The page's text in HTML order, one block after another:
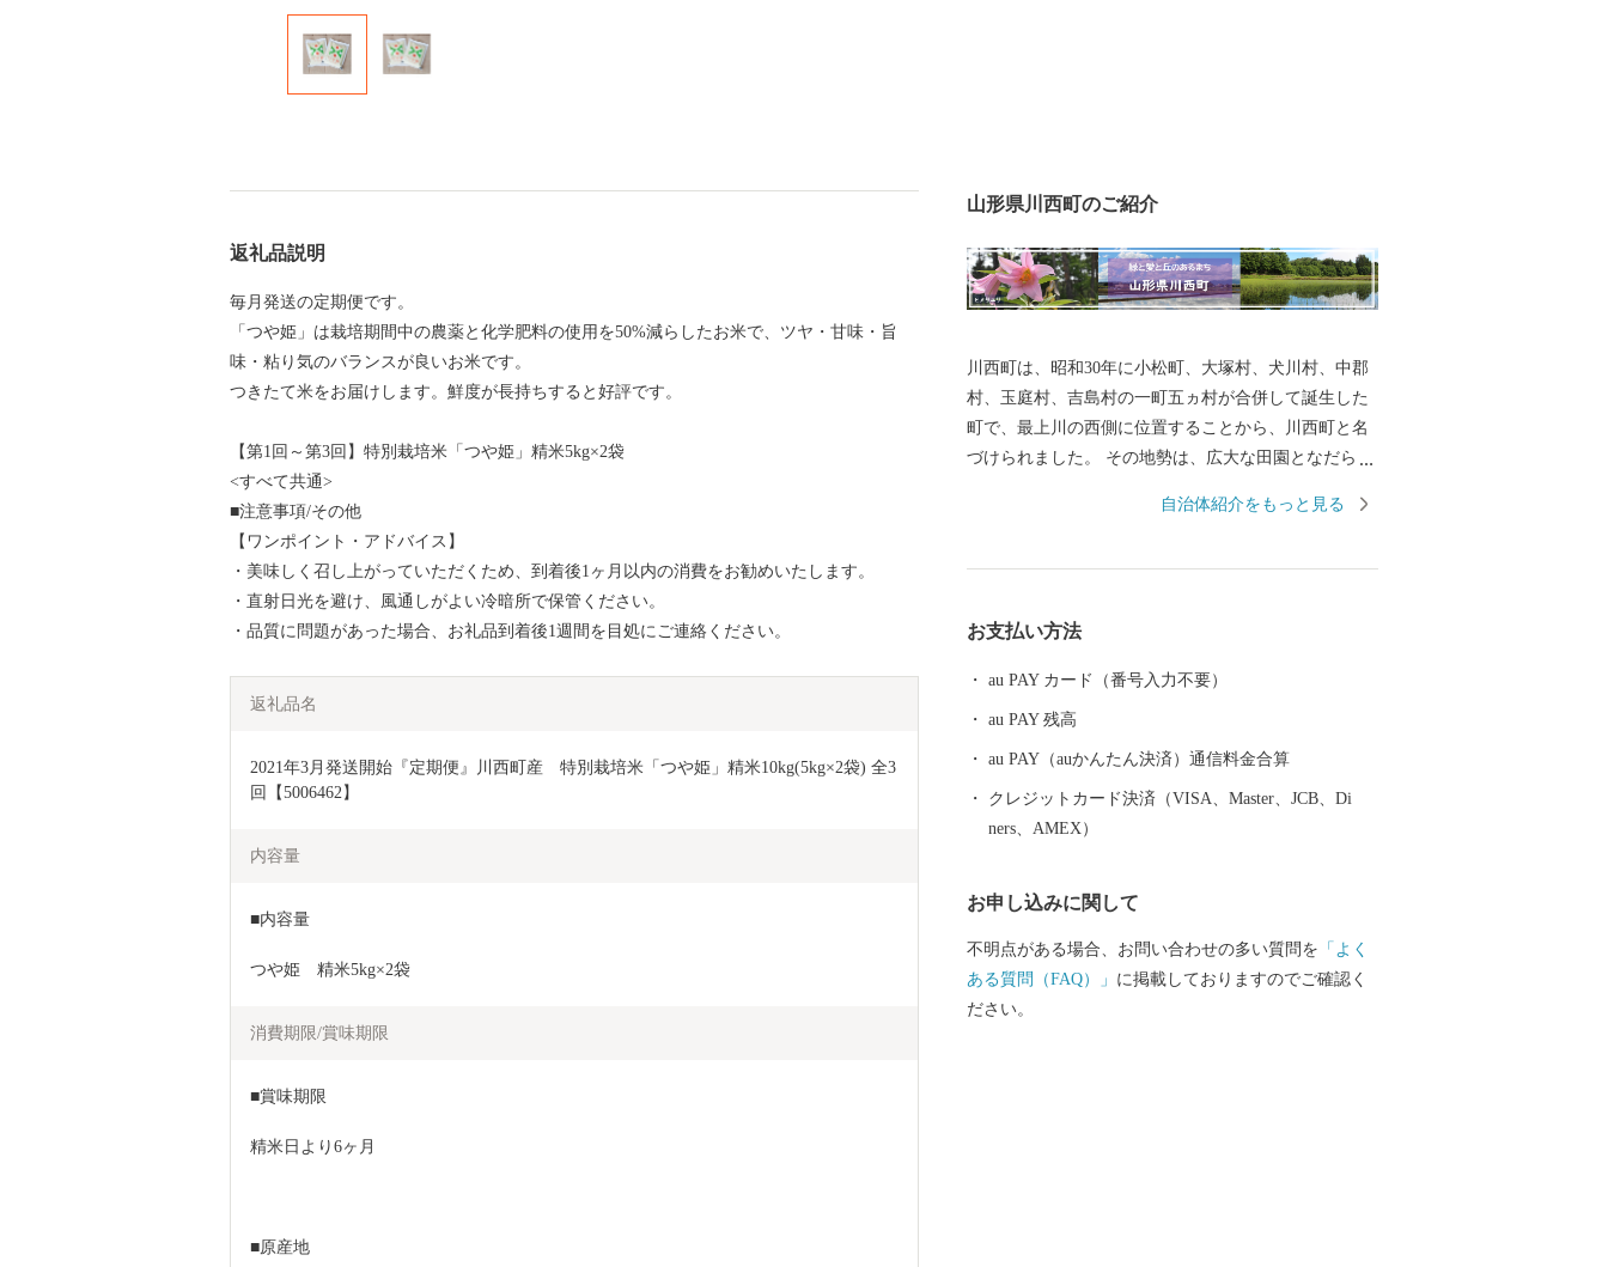
返礼品説明
毎月発送の定期便です。
「つや姫」は栽培期間中の農薬と化学肥料の使用を50%減らしたお米で、ツヤ・甘味・旨
味・粘り気のバランスが良いお米です。
つきたて米をお届けします。鮮度が長持ちすると好評です。
【第1回～第3回】特別栽培米「つや姫」精米5kg×2袋
<すべて共通>
■注意事項/その他
【ワンポイント・アドバイス】
・美味しく召し上がっていただくため、到着後1ヶ月以内の消費をお勧めいたします。
・直射日光を避け、風通しがよい冷暗所で保管ください。
・品質に問題があった場合、お礼品到着後1週間を目処にご連絡ください。
返礼品名
2021年3月発送開始『定期便』川西町産　特別栽培米「つや姫」精米10kg(5kg×2袋) 全3
回【5006462】
内容量
■内容量
つや姫　精米5kg×2袋
消費期限/賞味期限
■賞味期限
精米日より6ヶ月
■原産地
山形県川西町のご紹介
川西町は、昭和30年に小松町、大塚村、犬川村、中郡
村、玉庭村、吉島村の一町五ヵ村が合併して誕生した
町で、最上川の西側に位置することから、川西町と名
づけられました。 その地勢は、広大な田園となだらか
沢牛のおいしさは、町内外から非常に高い評価を受け
の時期まで開園しています。メキシコ原産のダリア
は、ふるさとメキシコの太陽の輝きのように咲き誇
り、多くの来園者で賑わっています。
自治体紹介をもっと見る
お支払い方法
au PAY カード（番号入力不要）
au PAY 残高
au PAY（auかんたん決済）通信料金合算
クレジットカード決済（VISA、Master、JCB、Di
ners、AMEX）
お申し込みに関して
不明点がある場合、お問い合わせの多い質問を 「よく
ある質問（FAQ）」 に掲載しておりますのでご確認く
ださい。